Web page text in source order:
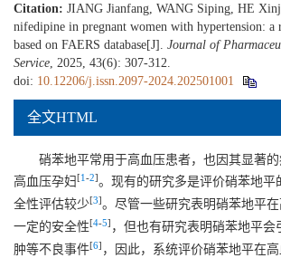
Citation: JIANG Jianfang, WANG Siping, HE
nifedipine in pregnant women with hypertension: a
based on FAERS database[J]. Journal of
Service , 2025, 43(6): 307-312.
doi: 10.12206/j.issn.2097-2024.202501001
全文HTML
硝苯地平常用于高血压患者，也因其显著
高血压孕妇 [1 -2]。现有的研究多是评价硝苯地平
全性评估较少[3]。尽管一些研究表明硝苯地平
一定的安全性[4-5] ，但也有研究表明硝苯地平会
肿等不良事件[6] ，因此，系统评价硝苯地平在